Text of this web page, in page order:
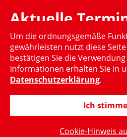
Aktuelle
Momentan gibt es keinen
Um die ordnungsgemäße
gewährleisten nutzt diese
bestätigen Sie die
Informationen erhalten Sie in
Datenschutzerklärung.
Ich
Cookie-Hinweis